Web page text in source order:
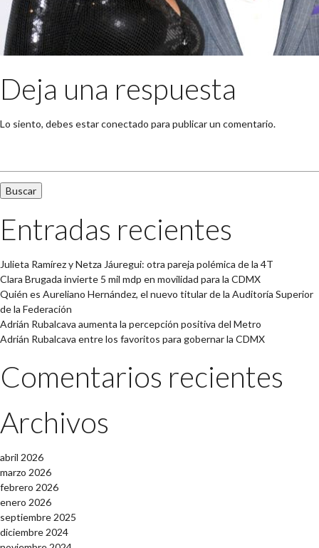
Deja una respuesta
Lo siento, debes estarconectado para publicar un comentario.
Entradas recientes
Julieta Ramírez y Netza Jáuregui: otra pareja polémica de la 4T
Clara Brugada invierte 5 mil mdp en movilidad para la CDMX
Quién es Aureliano Hernández, el nuevo titular de la Auditoría Superior
de la Federación
Adrián Rubalcava aumenta la percepción positiva del Metro
Adrián Rubalcava entre los favoritos para gobernar la CDMX
Comentarios recientes
Archivos
abril 2026
marzo 2026
febrero 2026
enero 2026
septiembre 2025
diciembre 2024